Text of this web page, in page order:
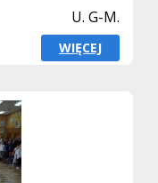
U. G-M.
WIĘCEJ